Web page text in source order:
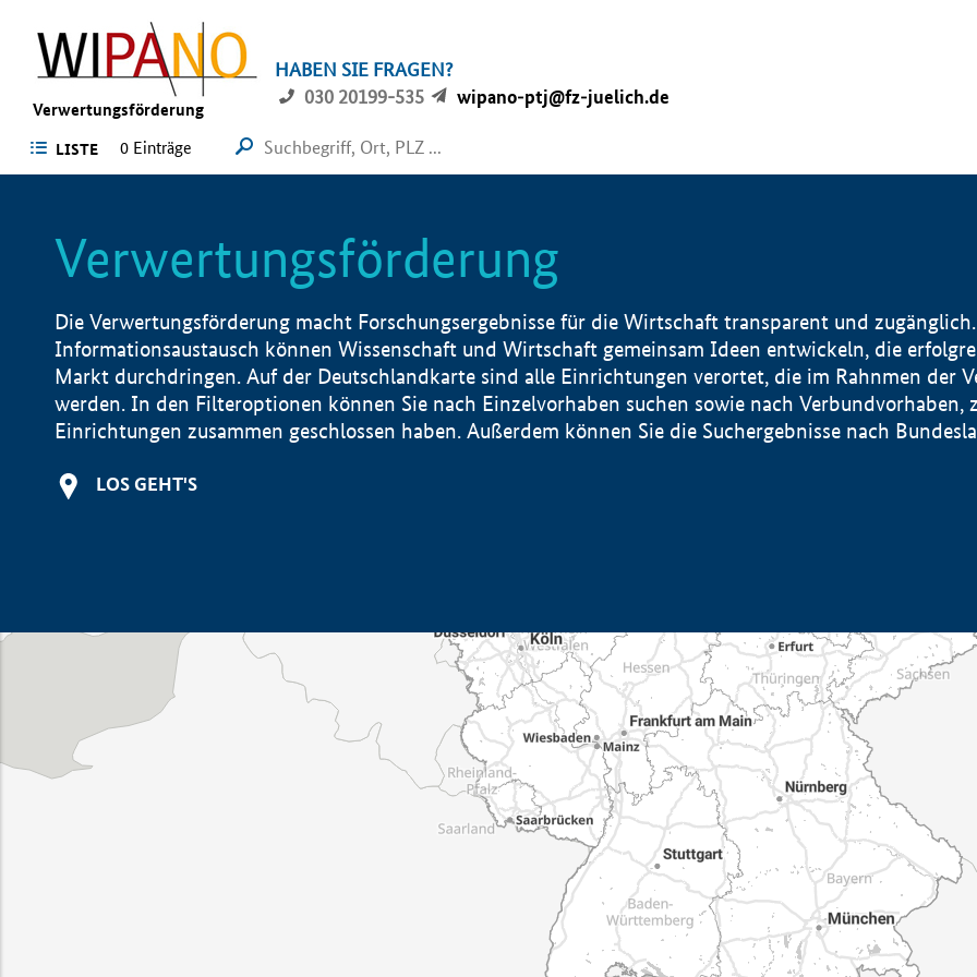
Verwertungsförderung
HABEN SIE FRAGEN?
030 20199-535
wipano-ptj@fz-juelich.de
LISTE 0 Einträge
Verwertungsförderung
Die Verwertungsförderung macht Forschungsergebnisse für die Wirtschaft transparent und
Informationsaustausch können Wissenschaft und Wirtschaft gemeinsam Ideen entwickeln, die
Markt durchdringen. Auf der Deutschlandkarte sind alle Einrichtungen verortet, die im Rahnmen der
werden. In den Filteroptionen können Sie nach Einzelvorhaben suchen sowie nach Verbundvorhaben,
Einrichtungen zusammen geschlossen haben. Außerdem können Sie die Suchergebnisse nach
LOS GEHT'S